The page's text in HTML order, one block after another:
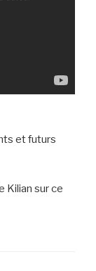
et futurs
Kilian sur ce